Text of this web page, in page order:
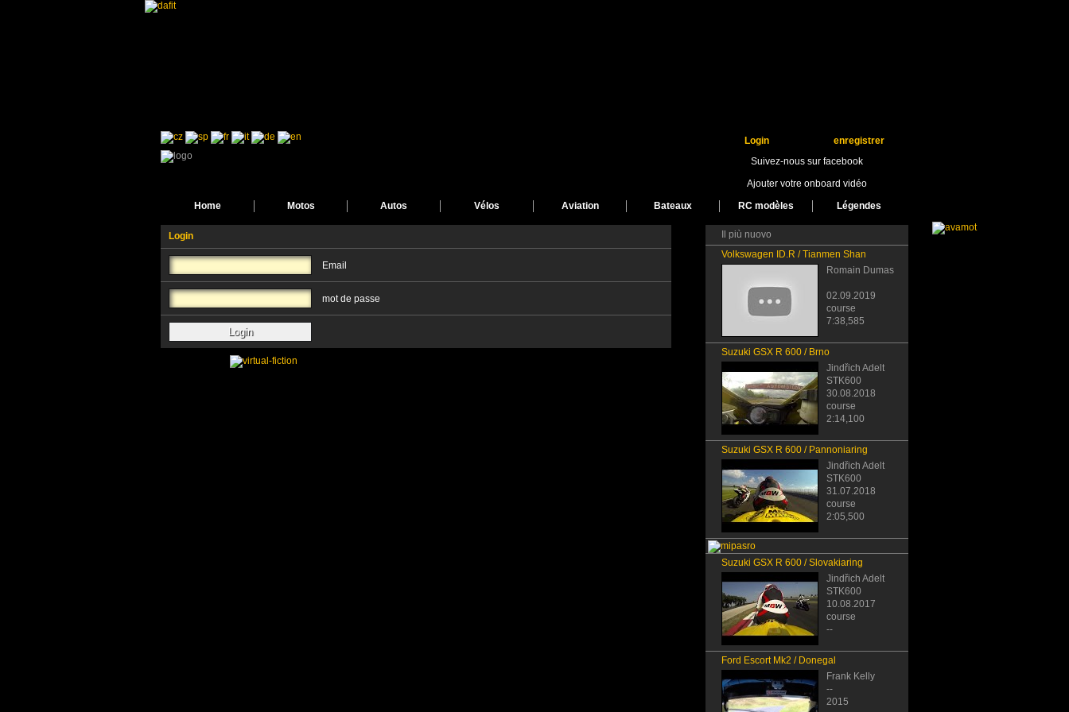
enregistrer
Login
Suivez-nous sur facebook
Ajouter votre onboard vidéo
Home
Motos Autos Vélos Aviation Bateaux RC modèles Légendes
Login
Email
mot de passe
Il più nuovo
Volkswagen ID.R / Tianmen Shan
Romain Dumas
02.09.2019
course
7:38,585
Suzuki GSX R 600 / Brno
Jindřich Adelt
STK600
30.08.2018
course
2:14,100
Suzuki GSX R 600 / Pannoniaring
Jindřich Adelt
STK600
31.07.2018
course
2:05,500
Suzuki GSX R 600 / Slovakiaring
Jindřich Adelt
STK600
10.08.2017
course
--
Ford Escort Mk2 / Donegal
Frank Kelly
--
2015